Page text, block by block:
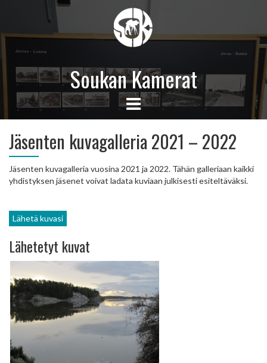
Soukan Kamerat
Jäsenten kuvagalleria 2021 – 2022
Jäsenten kuvagalleria vuosina 2021 ja 2022. Tähän galleriaan kaikki
yhdistyksen jäsenet voivat ladata kuviaan julkisesti esiteltäväksi.
Lähetä kuvasi
Lähetetyt kuvat